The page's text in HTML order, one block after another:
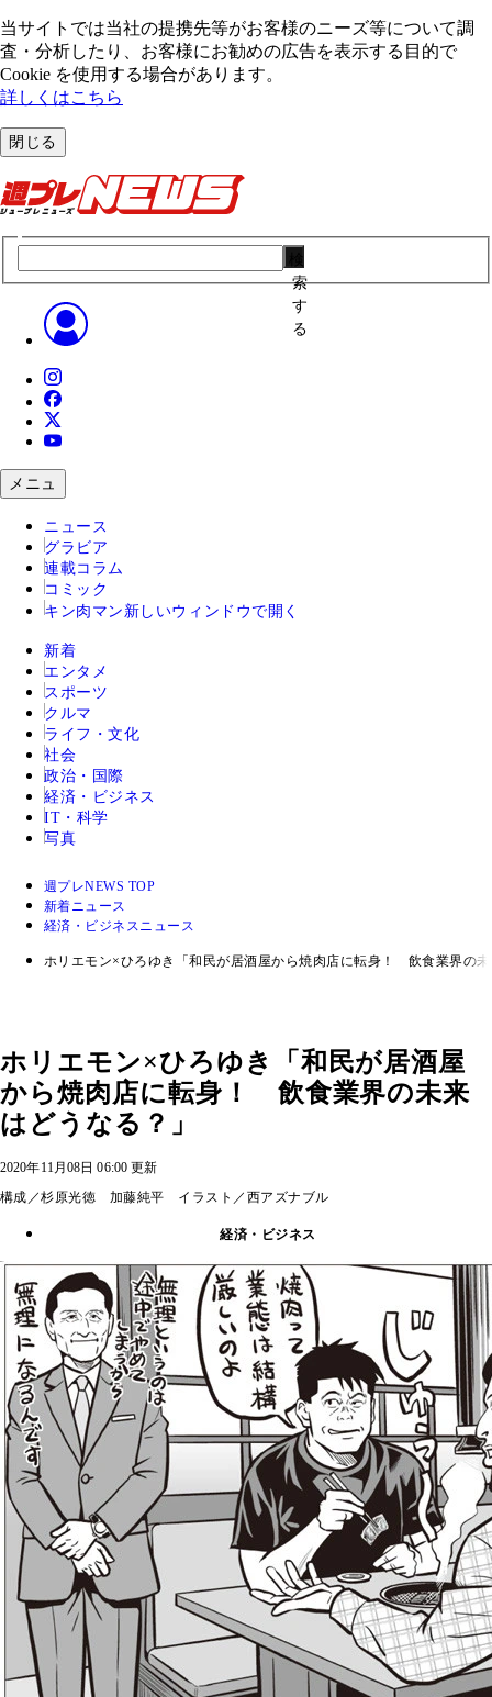
当サイトでは当社の提携先等がお客様のニーズ等について調
査・分析したり、お客様にお勧めの広告を表⽰する⽬的で
Cookie を使⽤する場合があります。
詳しくはこちら
閉じる
索
す
る
メニュ
ニュース
グラビア
連載コラム
コミック
キン肉マン 新しいウィンドウで開く
新着
エンタメ
スポーツ
クルマ
ライフ・文化
社会
政治・国際
経済・ビジネス
IT・科学
写真
週プレNEWS TOP
新着ニュース
経済・ビジネスニュース
ホリエモン×ひろゆき「和民が居酒屋から焼肉店に転身！ 飲食業界の
ホリエモン×ひろゆき「和民が居酒屋
から焼肉店に転身！ 飲食業界の未来
はどうなる？」
2020年11月08日 06:00 更新
構成／杉原光徳 加藤純平 イラスト／西アズナブル
経済・ビジネス